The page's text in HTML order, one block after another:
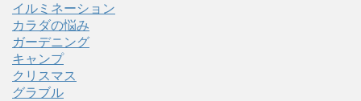
イルミネーション
カラダの悩み
ガーデニング
キャンプ
クリスマス
グラブル